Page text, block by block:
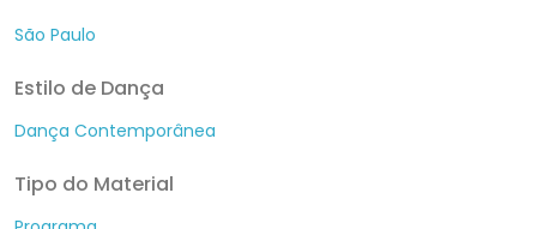
São Paulo
Estilo de Dança
Dança Contemporânea
Tipo do Material